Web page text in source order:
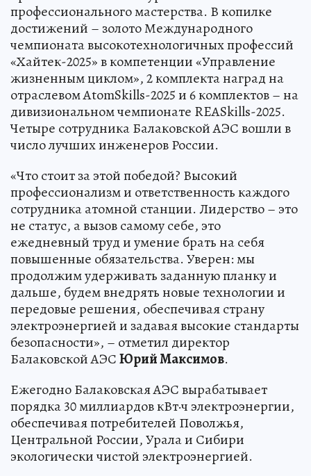
профессионального мастерства. В копилке
достижений – золото Международного
чемпионата высокотехнологичных профессий
«Хайтек-2025» в компетенции «Управление
жизненным циклом», 2 комплекта наград на
отраслевом AtomSkills-2025 и 6 комплектов – на
дивизиональном чемпионате REASkills-2025.
Четыре сотрудника Балаковской АЭС вошли в
число лучших инженеров России.
«Что стоит за этой победой? Высокий
профессионализм и ответственность каждого
сотрудника атомной станции. Лидерство – это
не статус, а вызов самому себе, это
ежедневный труд и умение брать на себя
повышенные обязательства. Уверен: мы
продолжим удерживать заданную планку и
дальше, будем внедрять новые технологии и
передовые решения, обеспечивая страну
электроэнергией и задавая высокие стандарты
безопасности», – отметил директор
Балаковской АЭСЮрий Максимов.
Ежегодно Балаковская АЭС вырабатывает
порядка 30 миллиардов кВт·ч электроэнергии,
обеспечивая потребителей Поволжья,
Центральной России, Урала и Сибири
экологически чистой электроэнергией.